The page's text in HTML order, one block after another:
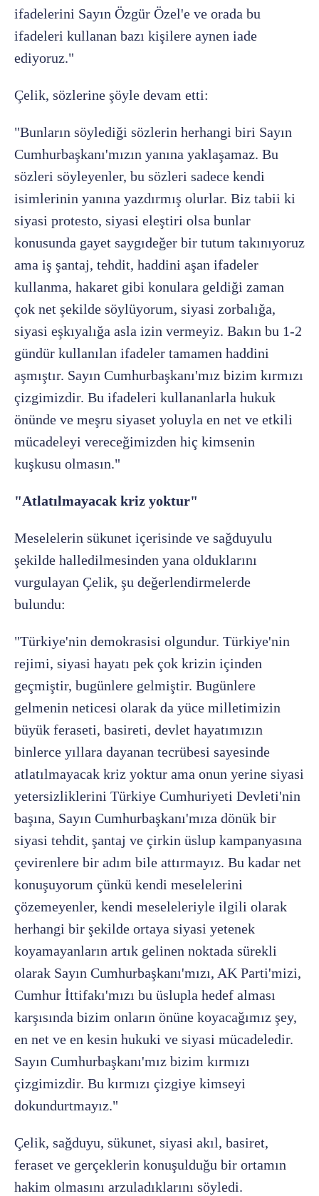
ifadelerini Sayın Özgür Özel'e ve orada bu
ifadeleri kullanan bazı kişilere aynen iade
ediyoruz."
Çelik, sözlerine şöyle devam etti:
"Bunların söylediği sözlerin herhangi biri Sayın
Cumhurbaşkanı'mızın yanına yaklaşamaz. Bu
sözleri söyleyenler, bu sözleri sadece kendi
isimlerinin yanına yazdırmış olurlar. Biz tabii ki
siyasi protesto, siyasi eleştiri olsa bunlar
konusunda gayet saygıdeğer bir tutum takınıyoruz
ama iş şantaj, tehdit, haddini aşan ifadeler
kullanma, hakaret gibi konulara geldiği zaman
çok net şekilde söylüyorum, siyasi zorbalığa,
siyasi eşkıyalığa asla izin vermeyiz. Bakın bu 1-2
gündür kullanılan ifadeler tamamen haddini
aşmıştır. Sayın Cumhurbaşkanı'mız bizim kırmızı
çizgimizdir. Bu ifadeleri kullananlarla hukuk
önünde ve meşru siyaset yoluyla en net ve etkili
mücadeleyi vereceğimizden hiç kimsenin
kuşkusu olmasın."
"Atlatılmayacak kriz yoktur"
Meselelerin sükunet içerisinde ve sağduyulu
şekilde halledilmesinden yana olduklarını
vurgulayan Çelik, şu değerlendirmelerde
bulundu:
"Türkiye'nin demokrasisi olgundur. Türkiye'nin
rejimi, siyasi hayatı pek çok krizin içinden
geçmiştir, bugünlere gelmiştir. Bugünlere
gelmenin neticesi olarak da yüce milletimizin
büyük feraseti, basireti, devlet hayatımızın
binlerce yıllara dayanan tecrübesi sayesinde
atlatılmayacak kriz yoktur ama onun yerine siyasi
yetersizliklerini Türkiye Cumhuriyeti Devleti'nin
başına, Sayın Cumhurbaşkanı'mıza dönük bir
siyasi tehdit, şantaj ve çirkin üslup kampanyasına
çevirenlere bir adım bile attırmayız. Bu kadar net
konuşuyorum çünkü kendi meselelerini
çözemeyenler, kendi meseleleriyle ilgili olarak
herhangi bir şekilde ortaya siyasi yetenek
koyamayanların artık gelinen noktada sürekli
olarak Sayın Cumhurbaşkanı'mızı, AK Parti'mizi,
Cumhur İttifakı'mızı bu üslupla hedef alması
karşısında bizim onların önüne koyacağımız şey,
en net ve en kesin hukuki ve siyasi mücadeledir.
Sayın Cumhurbaşkanı'mız bizim kırmızı
çizgimizdir. Bu kırmızı çizgiye kimseyi
dokundurtmayız."
Çelik, sağduyu, sükunet, siyasi akıl, basiret,
feraset ve gerçeklerin konuşulduğu bir ortamın
hakim olmasını arzuladıklarını söyledi.